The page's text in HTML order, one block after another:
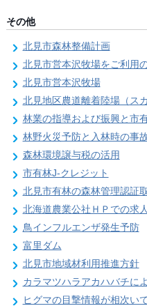
その他
北見市森林整備計画
北見市営本沢牧場をご利用
北見市営本沢牧場
北見地区農道離着陸場（ス
林業の指導および振興と市
林野火災予防と入林時の事
森林環境譲与税の活用
市有林J-クレジット
北見市有林の森林管理認証
北海道農業公社ＨＰでの求人
鳥インフルエンザ発生予防
富里ダム
北見市地域材利用推進方針
カラマツハラアカハバチによりカラマ
ヒグマの目撃情報が相次い